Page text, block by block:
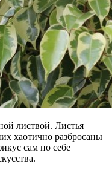
листвой. Листья
хаотично разбросаны
сам по себе